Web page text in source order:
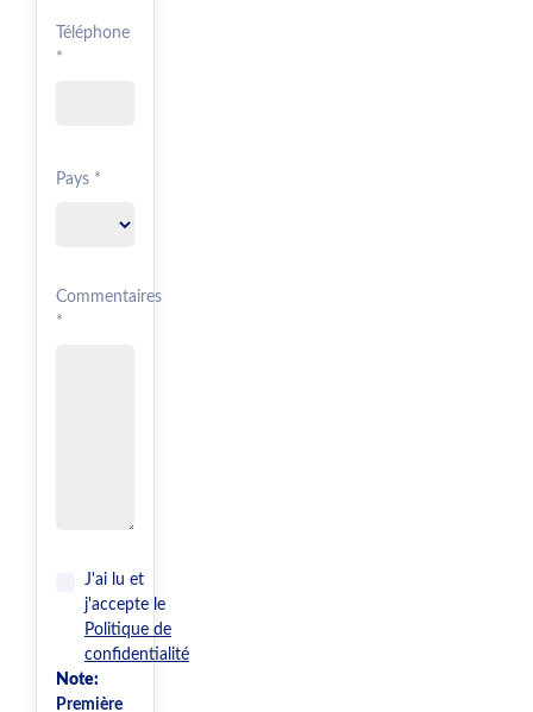
Téléphone
*
Pays *
Commentaires
*
J'ai lu et
j'accepte le
Politique de
confidentialité
Note:
Première